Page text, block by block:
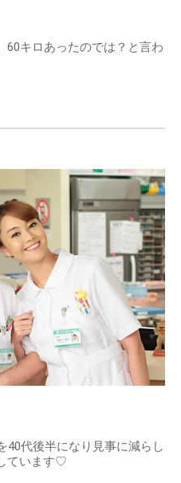
60キロあったのでは？と言わ
40代後半になり見事に減らし
ています♡